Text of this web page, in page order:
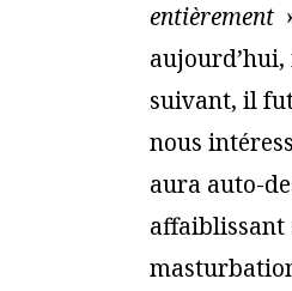
entièrement
suivant, il
nous
aura auto-
affaiblissant